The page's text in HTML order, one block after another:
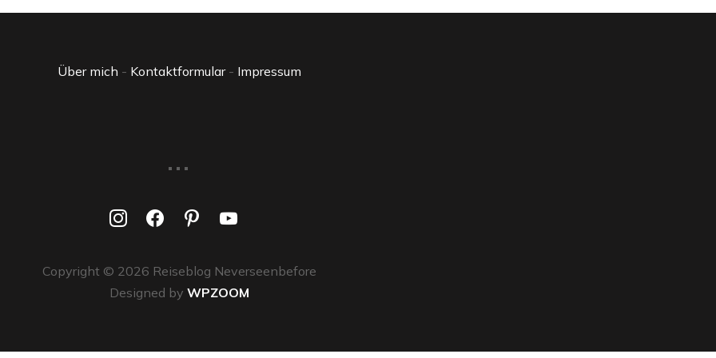
Über mich - Kontaktformular- Impressum
...
instagramfacebookpinterestyoutube
Copyright © 2026 Reiseblog Neverseenbefore
Designed by WPZOOM